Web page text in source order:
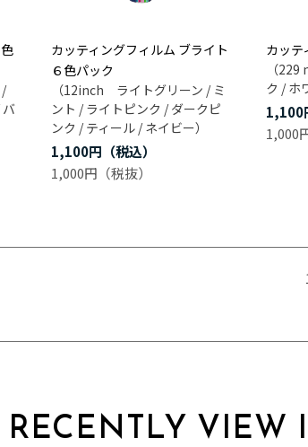
カッティングフィルム ブライト
６色パック
（12inch ライトグリーン / ミ
ント / ライトピンク / ダークピ
ンク / ティール / ネイビー）
1,100円
1,000円
カッテ
（
ク / ホ
1,100
1,000
RECENTLY VIEW